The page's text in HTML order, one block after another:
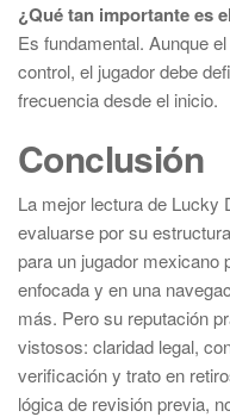
¿Qué tan importante es
Es fundamental. Aunque
control, el jugador debe
frecuencia desde el inicio.
Conclusión
La mejor lectura de Lucky
evaluarse por su
para un jugador mexicano
enfocada y en una
más. Pero su reputación
vistosos: claridad legal,
verificación y trato en
lógica de revisión previa,